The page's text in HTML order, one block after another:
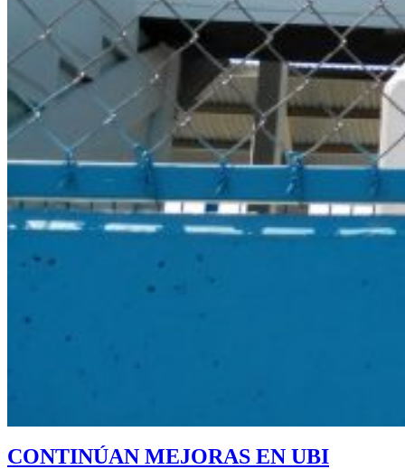
CONTINÚAN MEJORAS EN UBI